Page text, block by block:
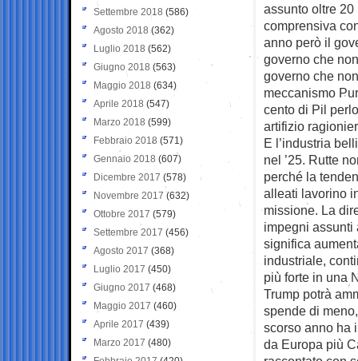
assunto oltre
comprensiva
anno però il
governo che
governo che
meccanismo
cento di Pil
artifizio
E l’industria
nel ’25. Rutte
perché la
alleati lavorino
missione. La
impegni assunti
significa
industriale,
più forte in una
Trump potrà
spende di
scorso anno ha
da Europa più
Settembre 2018 (586)
Agosto 2018 (362)
Luglio 2018 (562)
Giugno 2018 (563)
Maggio 2018 (634)
Aprile 2018 (547)
Marzo 2018 (599)
Febbraio 2018 (571)
Gennaio 2018 (607)
Dicembre 2017 (578)
Novembre 2017 (632)
Ottobre 2017 (579)
Settembre 2017 (456)
Agosto 2017 (368)
Luglio 2017 (450)
Giugno 2017 (468)
Maggio 2017 (460)
Aprile 2017 (439)
Marzo 2017 (480)